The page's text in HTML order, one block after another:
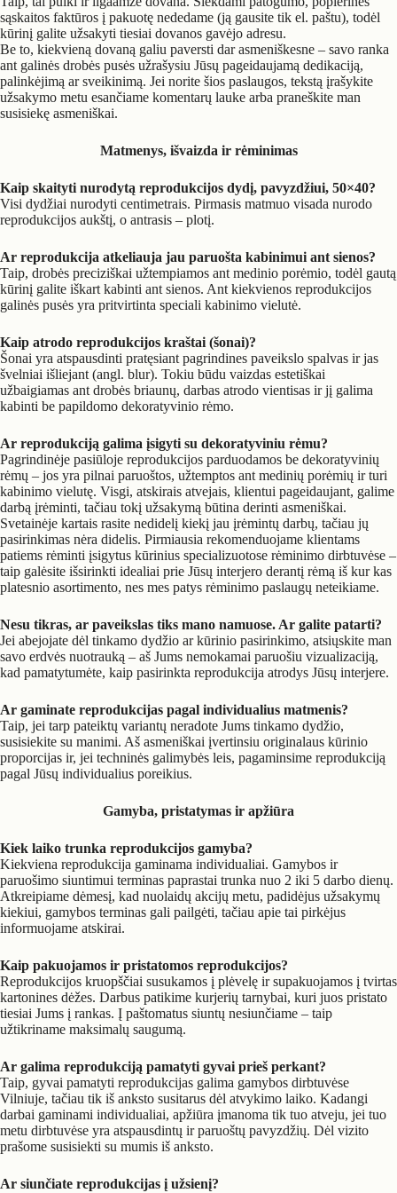
sąskaitos faktūros į pakuotę nededame (ją gausite tik el. paštu), todėl
kūrinį galite užsakyti tiesiai dovanos gavėjo adresu.
Be to, kiekvieną dovaną galiu paversti dar asmeniškesne – savo ranka
ant galinės drobės pusės užrašysiu Jūsų pageidaujamą dedikaciją,
palinkėjimą ar sveikinimą. Jei norite šios paslaugos, tekstą įrašykite
užsakymo metu esančiame komentarų lauke arba praneškite man
susisiekę asmeniškai.
Matmenys, išvaizda ir rėminimas
Kaip skaityti nurodytą reprodukcijos dydį, pavyzdžiui, 50×40?
Visi dydžiai nurodyti centimetrais. Pirmasis matmuo visada nurodo
reprodukcijos aukštį, o antrasis – plotį.
Ar reprodukcija atkeliauja jau paruošta kabinimui ant sienos?
Taip, drobės preciziškai užtempiamos ant medinio porėmio, todėl gautą
kūrinį galite iškart kabinti ant sienos. Ant kiekvienos reprodukcijos
galinės pusės yra pritvirtinta speciali kabinimo vielutė.
Kaip atrodo reprodukcijos kraštai (šonai)?
Šonai yra atspausdinti pratęsiant pagrindines paveikslo spalvas ir jas
švelniai išliejant (angl. blur). Tokiu būdu vaizdas estetiškai
užbaigiamas ant drobės briaunų, darbas atrodo vientisas ir jį galima
kabinti be papildomo dekoratyvinio rėmo.
Ar reprodukciją galima įsigyti su dekoratyviniu rėmu?
Pagrindinėje pasiūloje reprodukcijos parduodamos be dekoratyvinių
rėmų – jos yra pilnai paruoštos, užtemptos ant medinių porėmių ir turi
kabinimo vielutę. Visgi, atskirais atvejais, klientui pageidaujant, galime
darbą įrėminti, tačiau tokį užsakymą būtina derinti asmeniškai.
Svetainėje kartais rasite nedidelį kiekį jau įrėmintų darbų, tačiau jų
pasirinkimas nėra didelis. Pirmiausia rekomenduojame klientams
patiems rėminti įsigytus kūrinius specializuotose rėminimo dirbtuvėse –
taip galėsite išsirinkti idealiai prie Jūsų interjero derantį rėmą iš kur kas
platesnio asortimento, nes mes patys rėminimo paslaugų neteikiame.
Nesu tikras, ar paveikslas tiks mano namuose. Ar galite patarti?
Jei abejojate dėl tinkamo dydžio ar kūrinio pasirinkimo, atsiųskite man
savo erdvės nuotrauką – aš Jums nemokamai paruošiu vizualizaciją,
kad pamatytumėte, kaip pasirinkta reprodukcija atrodys Jūsų interjere.
Ar gaminate reprodukcijas pagal individualius matmenis?
Taip, jei tarp pateiktų variantų neradote Jums tinkamo dydžio,
susisiekite su manimi. Aš asmeniškai įvertinsiu originalaus kūrinio
proporcijas ir, jei techninės galimybės leis, pagaminsime reprodukciją
pagal Jūsų individualius poreikius.
Gamyba, pristatymas ir apžiūra
Kiek laiko trunka reprodukcijos gamyba?
Kiekviena reprodukcija gaminama individualiai. Gamybos ir
paruošimo siuntimui terminas paprastai trunka nuo 2 iki 5 darbo dienų.
Atkreipiame dėmesį, kad nuolaidų akcijų metu, padidėjus užsakymų
kiekiui, gamybos terminas gali pailgėti, tačiau apie tai pirkėjus
informuojame atskirai.
Kaip pakuojamos ir pristatomos reprodukcijos?
Reprodukcijos kruopščiai susukamos į plėvelę ir supakuojamos į tvirtas
kartonines dėžes. Darbus patikime kurjerių tarnybai, kuri juos pristato
tiesiai Jums į rankas. Į paštomatus siuntų nesiunčiame – taip
užtikriname maksimalų saugumą.
Ar galima reprodukciją pamatyti gyvai prieš perkant?
Taip, gyvai pamatyti reprodukcijas galima gamybos dirbtuvėse
Vilniuje, tačiau tik iš anksto susitarus dėl atvykimo laiko. Kadangi
darbai gaminami individualiai, apžiūra įmanoma tik tuo atveju, jei tuo
metu dirbtuvėse yra atspausdintų ir paruoštų pavyzdžių. Dėl vizito
prašome susisiekti su mumis iš anksto.
Ar siunčiate reprodukcijas į užsienį?